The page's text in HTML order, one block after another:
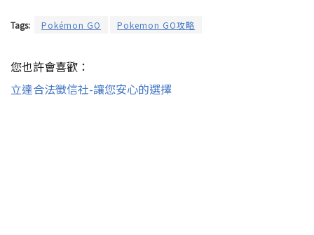
Tags: Pokémon GO Pokemon GO攻略
您也許會喜歡：
立達合法徵信社-讓您安心的選擇